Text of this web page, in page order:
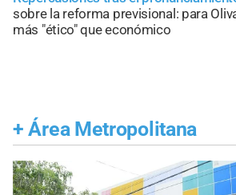
sobre la reforma previsional: para
más "ético" que económico
+ Área Metropolitana